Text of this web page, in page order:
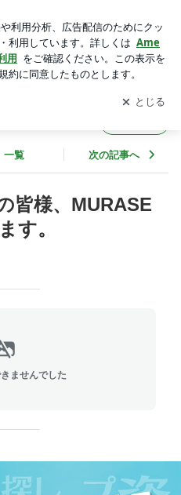
ル工事｜株式会社ムラセ
の更新通知
を受け取りまし
開く
一覧 次の記事へ
皆様、MURASE
す。
ませんでした